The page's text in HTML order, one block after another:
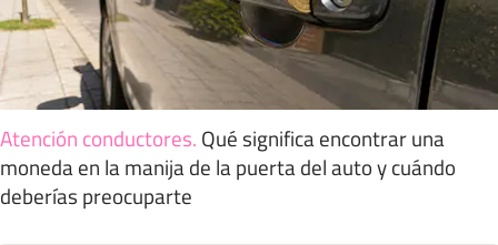
Atención conductores. Qué significa encontrar una
moneda en la manija de la puerta del auto y cuándo
deberías preocuparte